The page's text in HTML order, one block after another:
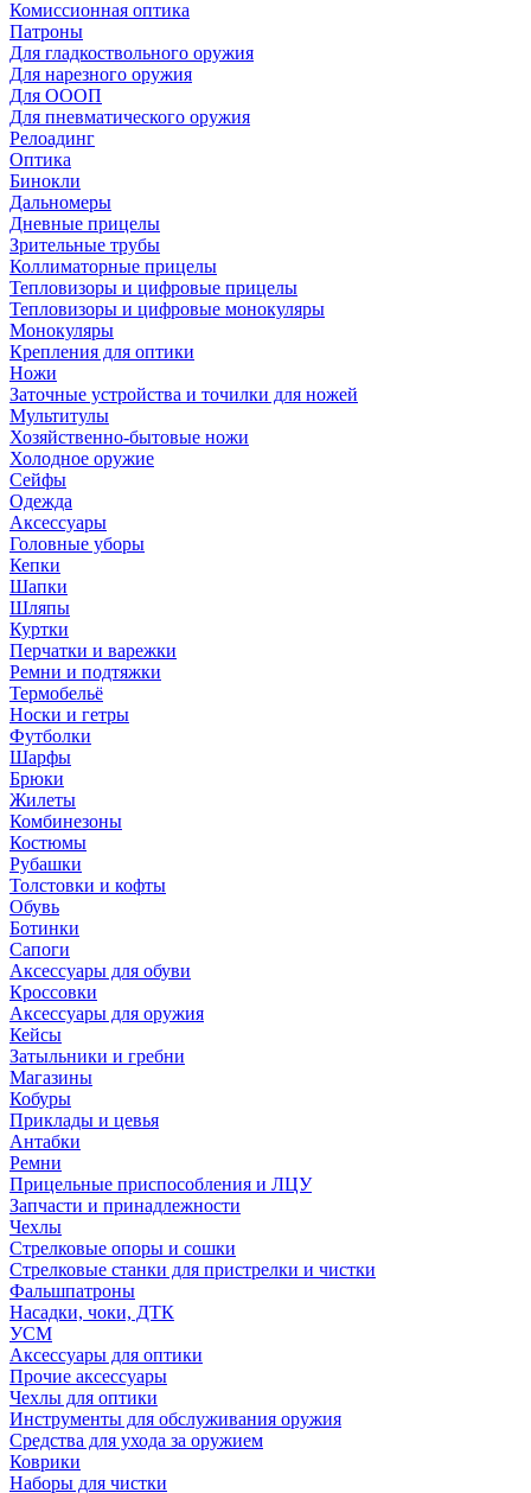
Комиссионная оптика
Патроны
Для гладкоствольного оружия
Для нарезного оружия
Для ОООП
Для пневматического оружия
Релоадинг
Оптика
Бинокли
Дальномеры
Дневные прицелы
Зрительные трубы
Коллиматорные прицелы
Тепловизоры и цифровые прицелы
Тепловизоры и цифровые монокуляры
Монокуляры
Крепления для оптики
Ножи
Заточные устройства и точилки для ножей
Мультитулы
Хозяйственно-бытовые ножи
Холодное оружие
Сейфы
Одежда
Аксессуары
Головные уборы
Кепки
Шапки
Шляпы
Куртки
Перчатки и варежки
Ремни и подтяжки
Термобельё
Носки и гетры
Футболки
Шарфы
Брюки
Жилеты
Комбинезоны
Костюмы
Рубашки
Толстовки и кофты
Обувь
Ботинки
Сапоги
Аксессуары для обуви
Кроссовки
Аксессуары для оружия
Кейсы
Затыльники и гребни
Магазины
Кобуры
Приклады и цевья
Антабки
Ремни
Прицельные приспособления и ЛЦУ
Запчасти и принадлежности
Чехлы
Стрелковые опоры и сошки
Стрелковые станки для пристрелки и чистки
Фальшпатроны
Насадки, чоки, ДТК
УСМ
Аксессуары для оптики
Прочие аксессуары
Чехлы для оптики
Инструменты для обслуживания оружия
Средства для ухода за оружием
Коврики
Наборы для чистки